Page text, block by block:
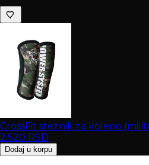
CrossFit steznik za koleno
2.520 RSD
Dodaj u korpu